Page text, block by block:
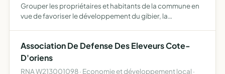
Grouper les propriétaires et habitants de la commune en
vue de favoriser le développement du gibier, la
chasse
Association De Defense Des Eleveurs Cote-
D'oriens
RNA W213001098 · Economie et développement local ·